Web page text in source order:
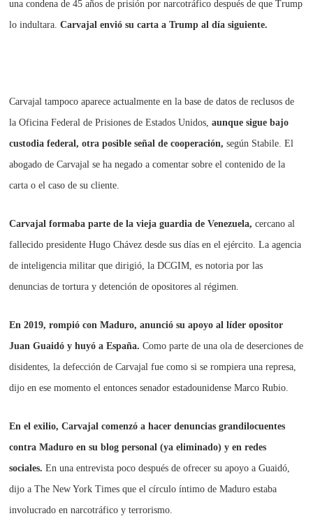
una condena de 45 años de prisión por narcotráfico después de que Trump
lo indultara.Carvajal envió su carta a Trump al día siguiente.
Carvajal tampoco aparece actualmente en la base de datos de reclusos de
la Oficina Federal de Prisiones de Estados Unidos,aunque sigue bajo
custodia federal, otra posible señal de cooperación, según Stabile. El
abogado de Carvajal se ha negado a comentar sobre el contenido de la
carta o el caso de su cliente.
Carvajal formaba parte de la vieja guardia de Venezuela, cercano al
fallecido presidente Hugo Chávez desde sus días en el ejército. La agencia
de inteligencia militar que dirigió, la DCGIM, es notoria por las
denuncias de tortura y detención de opositores al régimen.
En 2019, rompió con Maduro, anunció su apoyo al líder opositor
Juan Guaidó y huyó a España. Como parte de una ola de deserciones de
disidentes, la defección de Carvajal fue como si se rompiera una represa,
dijo en ese momento el entonces senador estadounidense Marco Rubio.
En el exilio, Carvajal comenzó a hacer denuncias grandilocuentes
contra Maduro en su blog personal (ya eliminado) y en redes
sociales. En una entrevista poco después de ofrecer su apoyo a Guaidó,
dijo a The New York Times que el círculo íntimo de Maduro estaba
involucrado en narcotráfico y terrorismo.